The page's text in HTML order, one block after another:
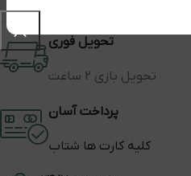
تحویل فوری
تحویل بازی 2 ساعت
پرداخت آسان
کلیه کارت ها شتاب